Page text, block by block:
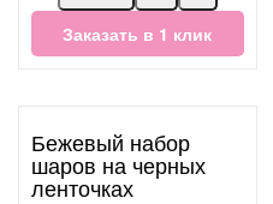
Заказать в 1 клик
Бежевый набор
шаров на черных
ленточках